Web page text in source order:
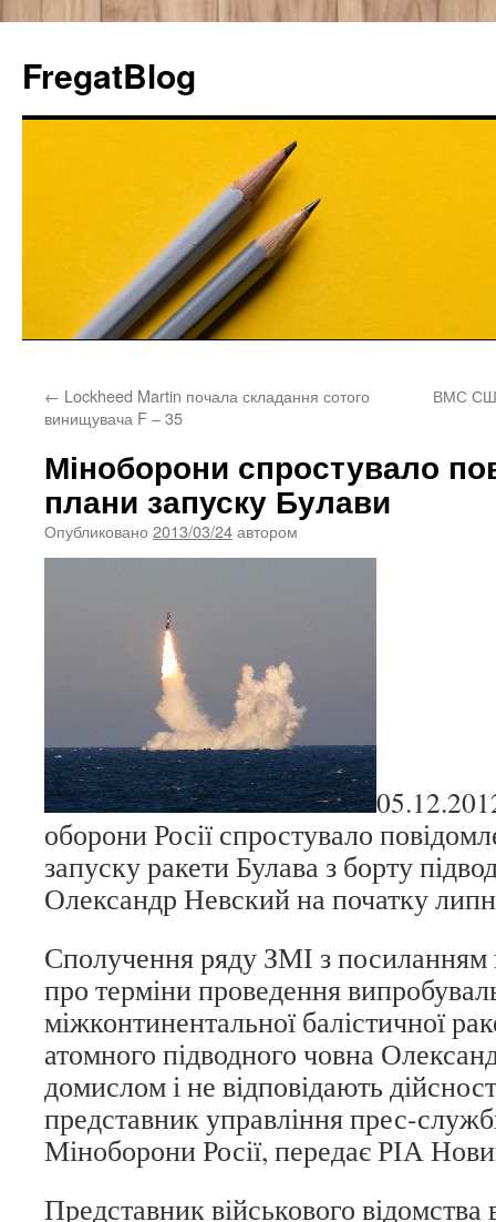
FregatBlog
← Lockheed Martin почала складання сотого
винищувача F – 35
ВМС
Міноборони спростувало
плани запуску Булави
Опубликовано 2013/03/24автором
оборони Росії спростувало
запуску ракети Булава з борту
Олександр Невский на початку
Сполучення ряду ЗМІ з посиланням
про терміни проведення
міжконтинентальної балістичної
атомного підводного човна
домислом і не відповідають
представник управління прес-
Міноборони Росії, передає РІА
Представник військового відомства